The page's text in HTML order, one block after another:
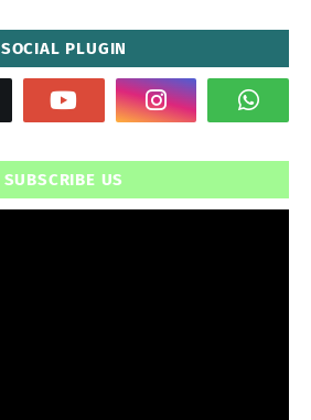
SOCIAL PLUGIN
SUBSCRIBE US